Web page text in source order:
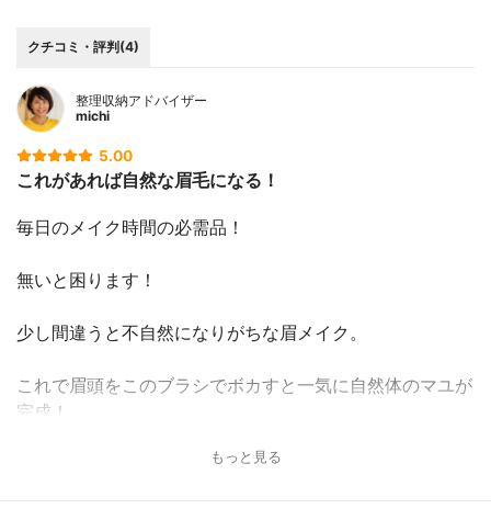
クチコミ・評判(4)
整理収納アドバイザー
michi
5.00
これがあれば自然な眉毛になる！
毎日のメイク時間の必需品！
無いと困ります！
少し間違うと不自然になりがちな眉メイク。
これで眉頭をこのブラシでボカすと一気に自然体のマユが
完成！
私の使い方は眉メイクをした最後に眉頭をボカす時に使い
もっと見る